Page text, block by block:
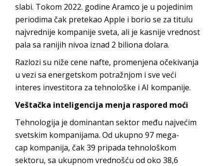
slabi. Tokom 2022. godine Aramco je u pojedinim
periodima čak pretekao Apple i borio se za titulu
najvrednije kompanije sveta, ali je kasnije vrednost
pala sa ranijih nivoa iznad 2 biliona dolara.
Razlozi su niže cene nafte, promenjena očekivanja
u vezi sa energetskom potražnjom i sve veći
interes investitora za tehnološke i AI kompanije.
Veštačka inteligencija menja raspored moći
Tehnologija je dominantan sektor među najvećim
svetskim kompanijama. Od ukupno 97 mega-
cap kompanija, čak 39 pripada tehnološkom
sektoru, sa ukupnom vrednošću od oko 38,6